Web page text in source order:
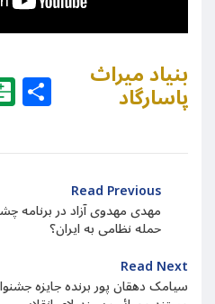
Balatarin
Share
بنیاد میراث
پاسارگاد
Read Previous
مهدی مهدوی آزاد در برنامه
حمله نظامی به ایران؟
Read Next
سیامک دهقان پور برنده جایزه